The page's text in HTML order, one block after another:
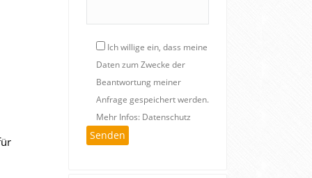
Ich willige ein, dass meine
Daten zum Zwecke der
Beantwortung meiner
Anfrage gespeichert werden.
Mehr Infos: Datenschutz